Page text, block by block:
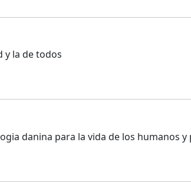
y la de todos
danina para la vida de los humanos